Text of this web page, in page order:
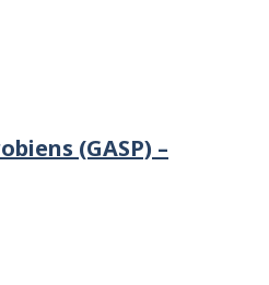
(GASP) –